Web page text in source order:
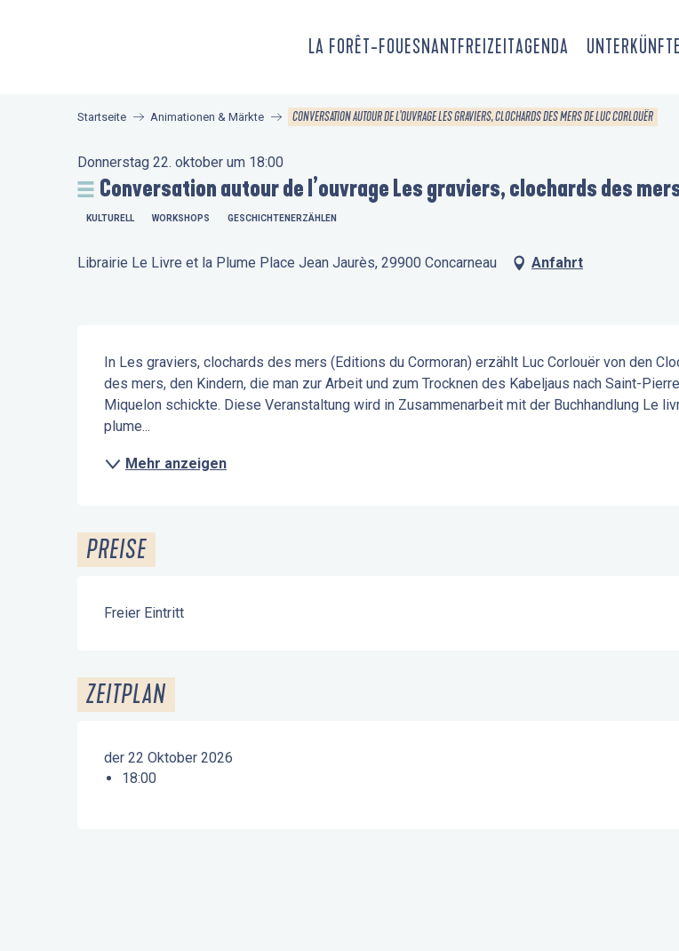
LA FORÊT-FOUESNANTFREIZEITAGENDA UNTERKÜNFTE
Startseite Animationen & Märkte CONVERSATION AUTOUR DE L’OUVRAGE LES GRAVIERS, CLOCHARDS DES MERS DE LUC CORLOUËR
Donnerstag 22. oktober um 18:00
Conversation autour de l’ouvrage Les graviers, clochards des
KULTURELL WORKSHOPS GESCHICHTENERZÄHLEN
Librairie Le Livre et la Plume Place Jean Jaurès, 29900 Concarneau Anfahrt
Beschreibung
In Les graviers, clochards des mers (Editions du Cormoran) erzählt Luc Corlouër von den
des mers, den Kindern, die man zur Arbeit und zum Trocknen des Kabeljaus nach Saint-
Miquelon schickte. Diese Veranstaltung wird in Zusammenarbeit mit der Buchhandlung Le
plume...
Mehr anzeigen
PREISE
Freier Eintritt
ZEITPLAN
der 22 Oktober 2026
18:00